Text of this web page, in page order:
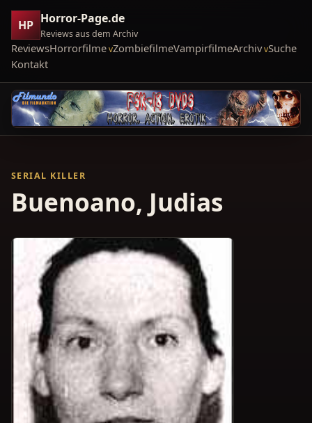
HP Horror-Page.de
Reviews aus dem Archiv
ReviewsHorrorfilme ZombiefilmeVampirfilmeArchiv Suche
Kontakt
SERIAL KILLER
Buenoano, Judias